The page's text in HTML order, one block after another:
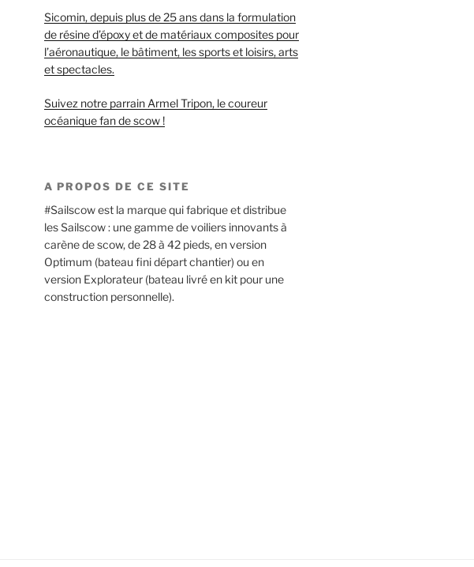
Sicomin, depuis plus de 25 ans dans la formulation
de résine d’époxy et de matériaux composites pour
l’aéronautique, le bâtiment, les sports et loisirs, arts
et spectacles.
Suivez notre parrain Armel Tripon, le coureur
océanique fan de scow !
A PROPOS DE CE SITE
#Sailscow est la marque qui fabrique et distribue
les Sailscow : une gamme de voiliers innovants à
carène de scow, de 28 à 42 pieds, en version
Optimum (bateau fini départ chantier) ou en
version Explorateur (bateau livré en kit pour une
construction personnelle).